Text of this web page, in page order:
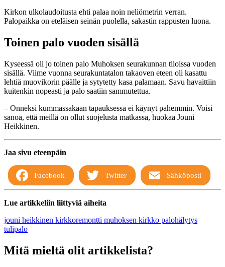
Kirkon ulkolaudoitusta ehti palaa noin neliömetrin verran.
Palopaikka on eteläisen seinän puolella, sakastin rappusten luona.
Toinen palo vuoden sisällä
Kyseessä oli jo toinen palo Muhoksen seurakunnan tiloissa vuoden
sisällä. Viime vuonna seurakuntatalon takaoven eteen oli kasattu
lehtiä muovikorin päälle ja sytytetty kasa palamaan. Savu havaittiin
kuitenkin nopeasti ja palo saatiin sammutettua.
– Onneksi kummassakaan tapauksessa ei käynyt pahemmin. Voisi
sanoa, että meillä on ollut suojelusta matkassa, huokaa Jouni
Heikkinen.
Jaa sivu eteenpäin
Facebook Twitter Sähköposti
Lue artikkeliin liittyviä aiheita
jouni heikkinen kirkkoremontti muhoksen kirkko palohälytys
tulipalo
Mitä mieltä olit artikkelista?